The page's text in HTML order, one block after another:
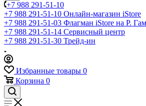
+7 988 291-51-10
+7 988 291-51-10 Онлайн-магазин iStore
+7 988 291-51-03 Флагман iStore на Р.
+7 988 291-51-14 Сервисный центр
+7 988 291-51-30 Трейд-ин
Избранные товары 0
Корзина 0